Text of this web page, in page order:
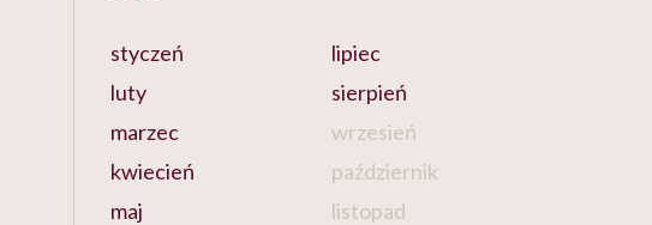
styczeń
luty
marzec
kwiecień
maj
lipiec
sierpień
wrzesień
październik
listopad